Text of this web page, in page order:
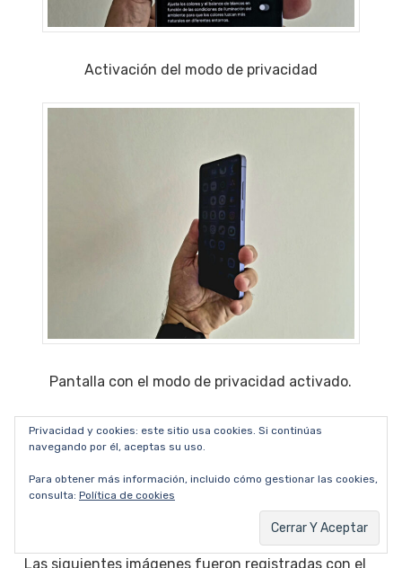
Activación del modo de privacidad
Pantalla con el modo de privacidad activado.
Galería de fotos y videos
registrados con
Samsung Galaxy S26
Las siguientes imágenes fueron registradas con el
Privacidad y cookies: este sitio usa cookies. Si continúas
navegando por él, aceptas su uso.
Para obtener más información, incluido cómo gestionar las cookies,
consulta: Política de cookies